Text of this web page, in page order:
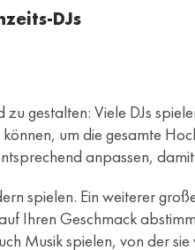
DJs
zu gestalten: Viele DJs
um die gesamte
anpassen,
spielen. Ein weiterer
Ihren Geschmack
Musik spielen, von der